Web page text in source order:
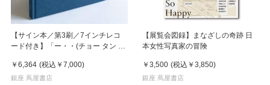
【サイン本／第3刷／7インチレコ
ード付き】「ー・・(チョー タン タ
￥6,364 (税込 ￥7,000)
銀座 蔦屋書店
【展覧会図録】まなざしの奇跡 日
本女性写真家の冒険
￥3,500 (税込 ￥3,850)
銀座 蔦屋書店